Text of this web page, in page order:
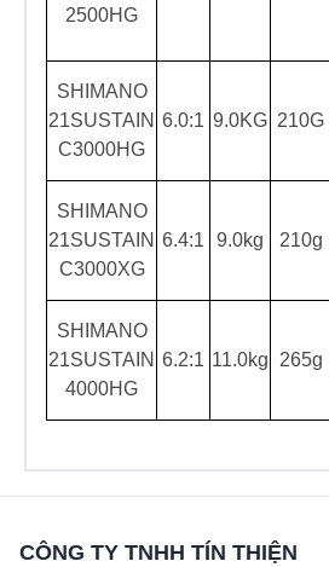
2500HG
SHIMANO
21SUSTAIN
C3000HG
6.0:1 9.0KG 210G
SHIMANO
21SUSTAIN
C3000XG
6.4:1 9.0kg 210g
SHIMANO
21SUSTAIN
4000HG
6.2:1 11.0kg 265g
CÔNG TY TNHH TÍN THIỆN